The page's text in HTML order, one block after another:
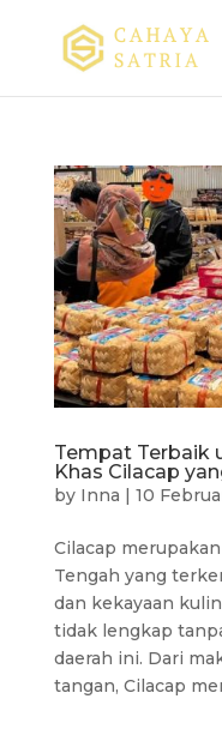
Tempat Terbaik
Khas Cilacap
by Inna | 10
Cilacap
Tengah yang
dan kekayaan
tidak lengkap
daerah ini. Dari
tangan, Cilacap